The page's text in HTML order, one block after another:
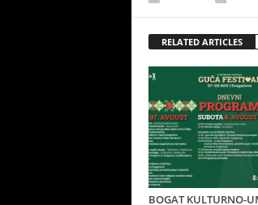
RELATED ARTICLES
BOGAT KULTURNO-